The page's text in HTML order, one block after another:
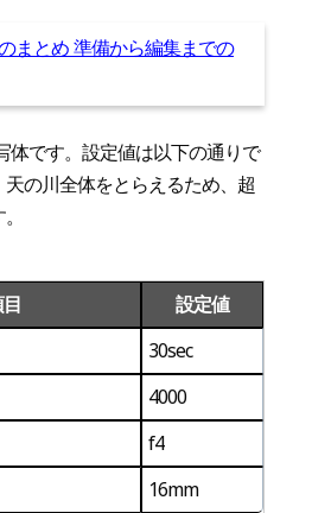
まとめ 準備から編集までの
体です。設定値は以下の通りで
の川全体をとらえるため、超
設定値
30sec
4000
f4
16mm